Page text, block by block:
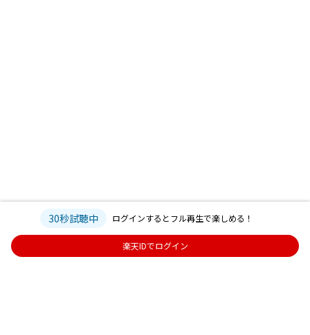
30秒試聴中 ログインするとフル再生で楽しめる！
楽天IDでログイン